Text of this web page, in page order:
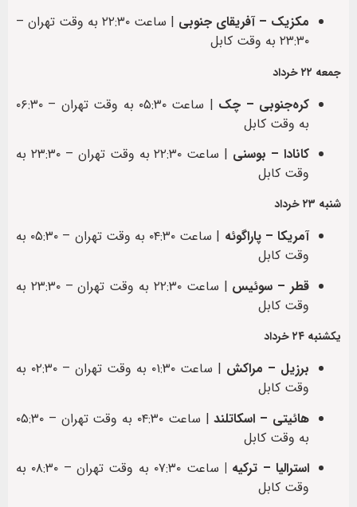
مکزیک – آفریقای جنوبی
| ساعت ۲۲:۳۰ به وقت تهران –
۲۳:۳۰ به وقت کابل
جمعه ۲۲ خرداد
کره‌جنوبی – چک
| ساعت ۰۵:۳۰ به وقت تهران – ۰۶:۳۰
به وقت کابل
کانادا – بوسنی
| ساعت ۲۲:۳۰ به وقت تهران – ۲۳:۳۰ به
وقت کابل
شنبه ۲۳ خرداد
آمریکا – پاراگوئه
| ساعت ۰۴:۳۰ به وقت تهران – ۰۵:۳۰ به
وقت کابل
قطر – سوئیس
| ساعت ۲۲:۳۰ به وقت تهران – ۲۳:۳۰ به
وقت کابل
یکشنبه ۲۴ خرداد
برزیل – مراکش
| ساعت ۰۱:۳۰ به وقت تهران – ۰۲:۳۰ به
وقت کابل
هائیتی – اسکاتلند
| ساعت ۰۴:۳۰ به وقت تهران – ۰۵:۳۰
به وقت کابل
استرالیا – ترکیه |
ساعت ۰۷:۳۰ به وقت تهران – ۰۸:۳۰ به
وقت کابل